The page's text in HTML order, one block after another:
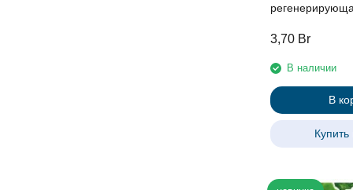
3,70 Br
В наличии
В
Купить